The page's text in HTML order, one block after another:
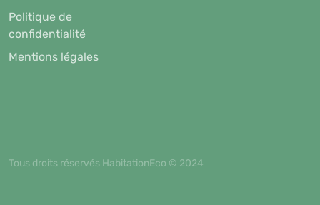
Politique de
confidentialité
Mentions légales
Tous droits réservés HabitationEco © 2024